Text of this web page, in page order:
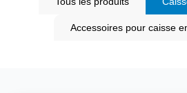
Accessoires pour caisse